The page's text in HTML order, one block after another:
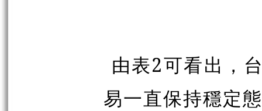
由表2可看出，
易一直保持穩定